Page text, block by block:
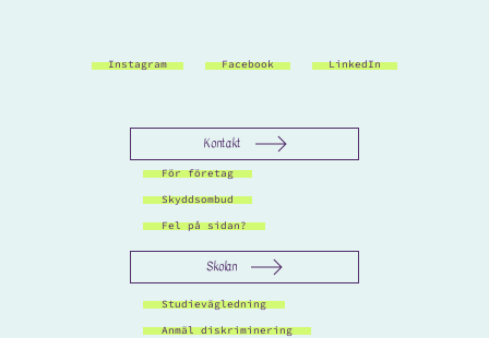
Instagram Facebook LinkedIn
Kontakt
Skolan
För företag
Skyddsombud
Studievägledning
Fel på sidan?
Anmäl diskriminering